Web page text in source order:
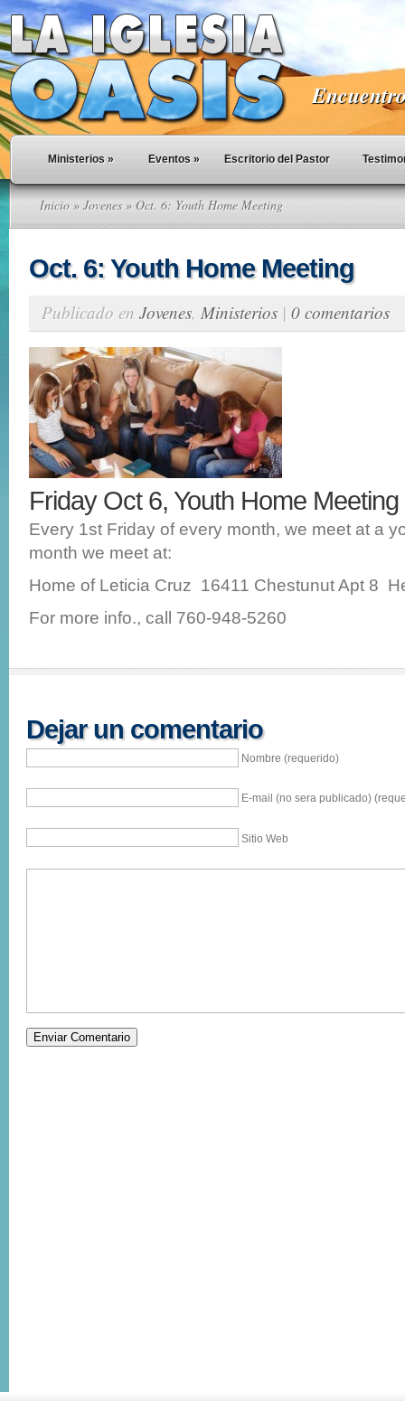
Ministerios » Eventos » Escritorio del Pastor
Inicio » Jovenes» Oct. 6: Youth Home Meeting
Oct. 6: Youth Home Meeting
Publicado en Jovenes, Ministerios | 0 comentarios
Friday Oct 6, Youth Home
Every 1st Friday of every month, we meet at a
month we meet at:
Home of Leticia Cruz 16411 Chestunut Apt 8
For more info., call 760-948-5260
Dejar un comentario
Nombre (requerido)
E-mail (no sera publicado)
Sitio Web